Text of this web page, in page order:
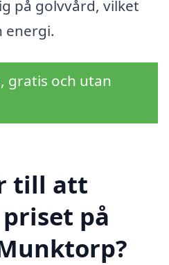
på golvvård, vilket
energi.
gratis och utan
till att
på